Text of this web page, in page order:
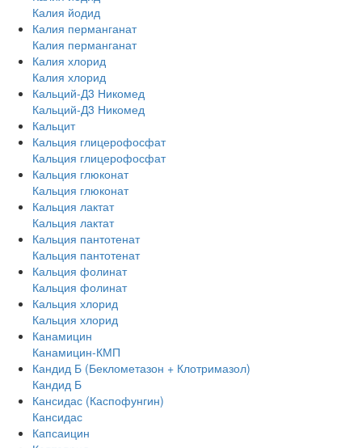
Калия йодид
Калия перманганат
Калия перманганат
Калия хлорид
Калия хлорид
Кальций-Д3 Никомед
Кальций-Д3 Никомед
Кальцит
Кальция глицерофосфат
Кальция глицерофосфат
Кальция глюконат
Кальция глюконат
Кальция лактат
Кальция лактат
Кальция пантотенат
Кальция пантотенат
Кальция фолинат
Кальция фолинат
Кальция хлорид
Кальция хлорид
Канамицин
Канамицин-КМП
Кандид Б (Беклометазон + Клотримазол)
Кандид Б
Кансидас (Каспофунгин)
Кансидас
Капсаицин